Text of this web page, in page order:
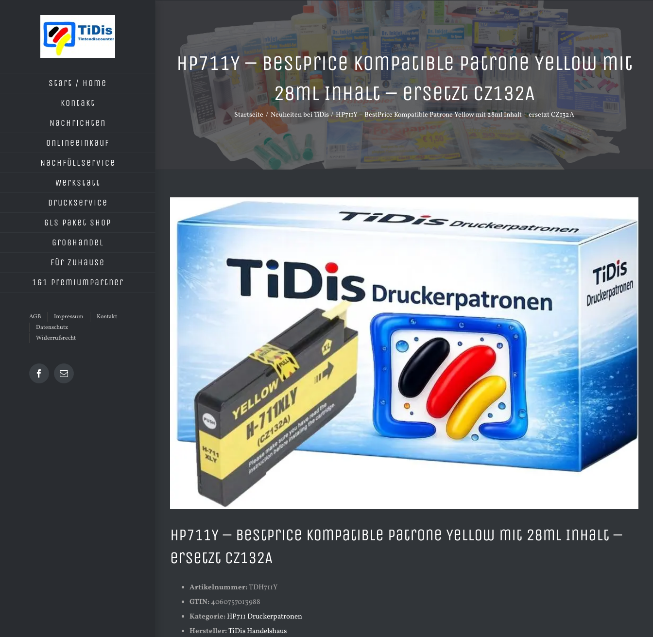
Start / Home
Kontakt
Nachrichten
Onlineeinkauf
Nachfüllservice
Werkstatt
Druckservice
GLS Paket Shop
Großhandel
Für Zuhause
1&1 Premiumpartner
AGB Impressum
Kontakt
Datenschutz
Widerrufsrecht
Facebook
E-
HP711Y – BestPrice Kompatible Patrone Yellow mit
28ml Inhalt – ersetzt CZ132A
Startseite Neuheiten bei TiDis HP711Y – BestPrice Kompatible Patrone Yellow mit 28ml Inhalt – ersetzt CZ132A
grösseres
HP711Y – BestPrice Kompatible Patrone Yellow mit 28ml Inhalt –
ersetzt CZ132A
Artikelnummer:TDH711Y
GTIN:4060757013988
Kategorie:HP711 Druckerpatronen
Hersteller:TiDis Handelshaus